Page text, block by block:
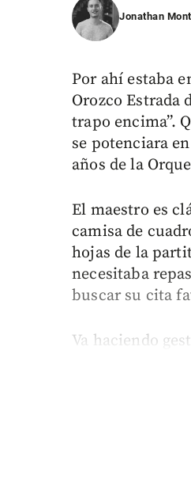
Jonathan
Por ahí estaba
Orozco Estrada
trapo encima”.
se potenciara
años de la
El maestro es
camisa de
hojas de la
necesitaba
buscar su cita
Va haciendo